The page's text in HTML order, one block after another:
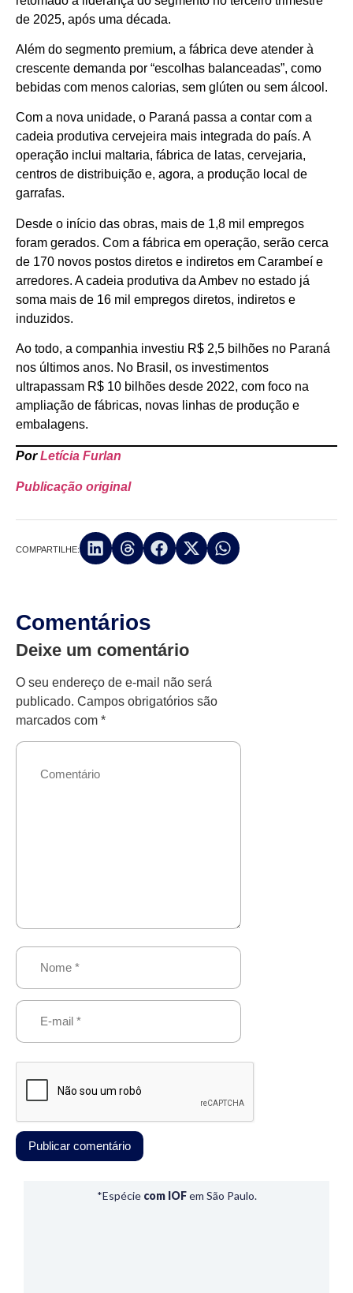
de 2025, após uma década.
Além do segmento premium, a fábrica deve atender à
crescente demanda por “escolhas balanceadas”, como
bebidas com menos calorias, sem glúten ou sem álcool.
Com a nova unidade, o Paraná passa a contar com a
cadeia produtiva cervejeira mais integrada do país. A
operação inclui maltaria, fábrica de latas, cervejaria,
centros de distribuição e, agora, a produção local de
garrafas.
Desde o início das obras, mais de 1,8 mil empregos
foram gerados. Com a fábrica em operação, serão cerca
de 170 novos postos diretos e indiretos em Carambeí e
arredores. A cadeia produtiva da Ambev no estado já
soma mais de 16 mil empregos diretos, indiretos e
induzidos.
Ao todo, a companhia investiu R$ 2,5 bilhões no Paraná
nos últimos anos. No Brasil, os investimentos
ultrapassam R$ 10 bilhões desde 2022, com foco na
ampliação de fábricas, novas linhas de produção e
embalagens.
PorLetícia Furlan
Publicação original
COMPARTILHE:
Comentários
Deixe um comentário
O seu endereço de e-mail não será
publicado. Campos obrigatórios são
marcados com *